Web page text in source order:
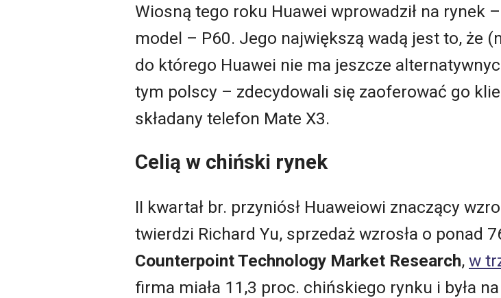
Wiosną tego roku Huawei wprowadził na rynek
model – P60. Jego największą wadą jest to, że
do którego Huawei nie ma jeszcze
tym polscy – zdecydowali się zaoferować go
składany telefon Mate X3.
Celią w chiński rynek
II kwartał br. przyniósł Huaweiowi znaczący
twierdzi Richard Yu, sprzedaż wzrosła o ponad
Counterpoint Technology Market Research, w
firma miała 11,3 proc. chińskiego rynku i była